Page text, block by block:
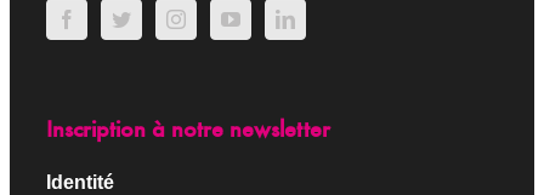
Inscription à notre newsletter
Identité